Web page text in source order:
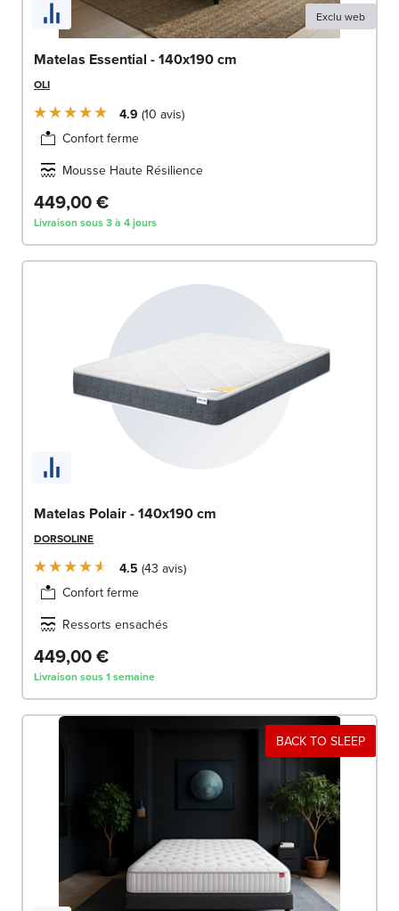
Exclu web
Matelas Essential - 140x190 cm
OLI
4.9 10 avis
Confort ferme
Mousse Haute Résilience
449,00 €
Livraison sous 3 à 4 jours
Matelas Polair - 140x190 cm
DORSOLINE
4.5 43 avis
Confort ferme
Ressorts ensachés
449,00 €
Livraison sous 1 semaine
BACK TO SLEEP